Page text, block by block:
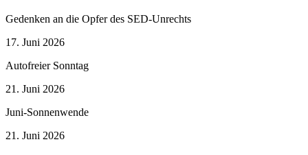
Gedenken an die Opfer des SED-Unrechts
17. Juni 2026
Autofreier Sonntag
21. Juni 2026
Juni-Sonnenwende
21. Juni 2026